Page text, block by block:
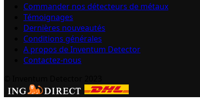
Commander nos détecteurs de métaux
Témoignages
Dernières nouveautés
Conditions générales
A propos de Inventum Detector
Contactez-nous